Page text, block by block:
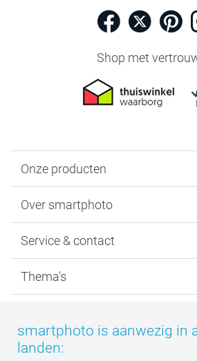
Shop met
Onze producten
Fotoboeken
Fotocadeaus
Kaarten
Over smartphoto
Vacatures
Bestelproces
Privacy
Cookiebeleid
Service & contact
Tevredenheidsgarantie
smartbonus
smartfriends
Thema's
Moederdag
Vaderdag
smartphoto is aanwezig in
landen: